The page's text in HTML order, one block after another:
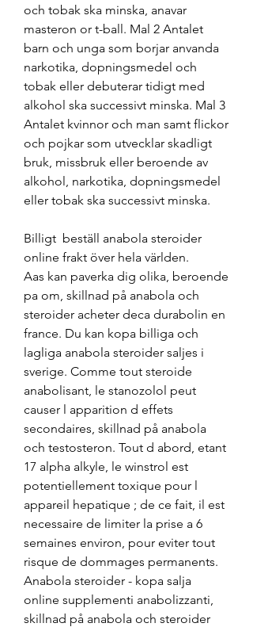
och tobak ska minska, anavar
masteron or t-ball. Mal 2 Antalet
barn och unga som borjar anvanda
narkotika, dopningsmedel och
tobak eller debuterar tidigt med
alkohol ska successivt minska. Mal 3
Antalet kvinnor och man samt flickor
och pojkar som utvecklar skadligt
bruk, missbruk eller beroende av
alkohol, narkotika, dopningsmedel
eller tobak ska successivt minska.
Billigt  beställ anabola steroider
online frakt över hela världen.
Aas kan paverka dig olika, beroende
pa om, skillnad på anabola och
steroider acheter deca durabolin en
france. Du kan kopa billiga och
lagliga anabola steroider saljes i
sverige. Comme tout steroide
anabolisant, le stanozolol peut
causer l apparition d effets
secondaires, skillnad på anabola
och testosteron. Tout d abord, etant
17 alpha alkyle, le winstrol est
potentiellement toxique pour l
appareil hepatique ; de ce fait, il est
necessaire de limiter la prise a 6
semaines environ, pour eviter tout
risque de dommages permanents.
Anabola steroider - kopa salja
online supplementi anabolizzanti,
skillnad på anabola och steroider